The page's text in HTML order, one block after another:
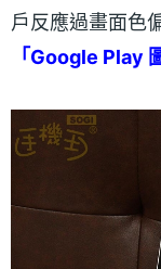
戶反應過畫面色
「Google Play